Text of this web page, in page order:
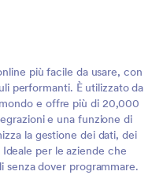
più facile da usare, con
performanti. È utilizzato da
e offre più di 20,000
e una funzione di
la gestione dei dati, dei
per le aziende che
senza dover programmare.